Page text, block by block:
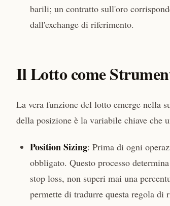
barili; un contratto sull'oro
dall'exchange di riferimento.
Il Lotto come
La vera funzione del lotto emerge nella
della posizione è la variabile chiave che
Position Sizing: Prima di ogni
obbligato. Questo processo
stop loss, non superi mai una
permette di tradurre questa regola di